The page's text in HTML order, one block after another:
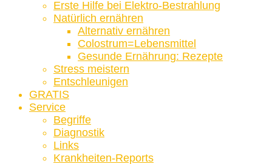
Erste Hilfe bei Elektro-Bestrahlung
Natürlich ernähren
Alternativ ernähren
Colostrum=Lebensmittel
Gesunde Ernährung: Rezepte
Stress meistern
Entschleunigen
GRATIS
Service
Begriffe
Diagnostik
Links
Krankheiten-Reports